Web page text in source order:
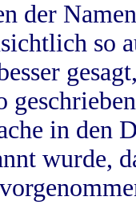
der
so
in
wurde,